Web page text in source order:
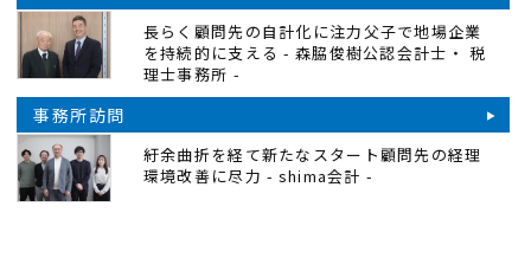
長らく顧問先の自計化に注力父子で地場企業
を持続的に支える - 森脇俊樹公認会計士・ 税
理士事務所 -
事務所訪問
紆余曲折を経て新たなスタート顧問先の経理
環境改善に尽力 - shima会計 -